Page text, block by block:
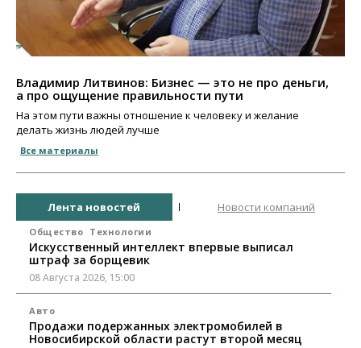
Владимир Литвинов: Бизнес — это не про деньги,
а про ощущение правильности пути
На этом пути важны отношение к человеку и желание
делать жизнь людей лучше
Все материалы
Лента новостей Новости компаний
Общество Технологии
Искусственный интеллект впервые выписал
штраф за борщевик
08 Августа 2026, 15:00
Авто
Продажи подержанных электромобилей в
Новосибирской области растут второй месяц